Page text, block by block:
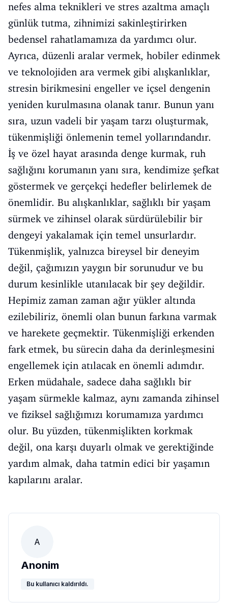
nefes alma teknikleri ve stres azaltma amaçlı
günlük tutma, zihnimizi sakinleştirirken
bedensel rahatlamamıza da yardımcı olur.
Ayrıca, düzenli aralar vermek, hobiler edinmek
ve teknolojiden ara vermek gibi alışkanlıklar,
stresin birikmesini engeller ve içsel dengenin
yeniden kurulmasına olanak tanır. Bunun yanı
sıra, uzun vadeli bir yaşam tarzı oluşturmak,
tükenmişliği önlemenin temel yollarındandır.
İş ve özel hayat arasında denge kurmak, ruh
sağlığını korumanın yanı sıra, kendimize şefkat
göstermek ve gerçekçi hedefler belirlemek de
önemlidir. Bu alışkanlıklar, sağlıklı bir yaşam
sürmek ve zihinsel olarak sürdürülebilir bir
dengeyi yakalamak için temel unsurlardır.
Tükenmişlik, yalnızca bireysel bir deneyim
değil, çağımızın yaygın bir sorunudur ve bu
durum kesinlikle utanılacak bir şey değildir.
Hepimiz zaman zaman ağır yükler altında
ezilebiliriz, önemli olan bunun farkına varmak
ve harekete geçmektir. Tükenmişliği erkenden
fark etmek, bu sürecin daha da derinleşmesini
engellemek için atılacak en önemli adımdır.
Erken müdahale, sadece daha sağlıklı bir
yaşam sürmekle kalmaz, aynı zamanda zihinsel
ve fiziksel sağlığımızı korumamıza yardımcı
olur. Bu yüzden, tükenmişlikten korkmak
değil, ona karşı duyarlı olmak ve gerektiğinde
yardım almak, daha tatmin edici bir yaşamın
kapılarını aralar.
A
Anonim
Bu kullanıcı kaldırıldı.